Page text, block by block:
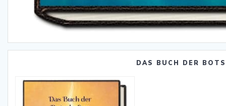
DAS BUCH DER